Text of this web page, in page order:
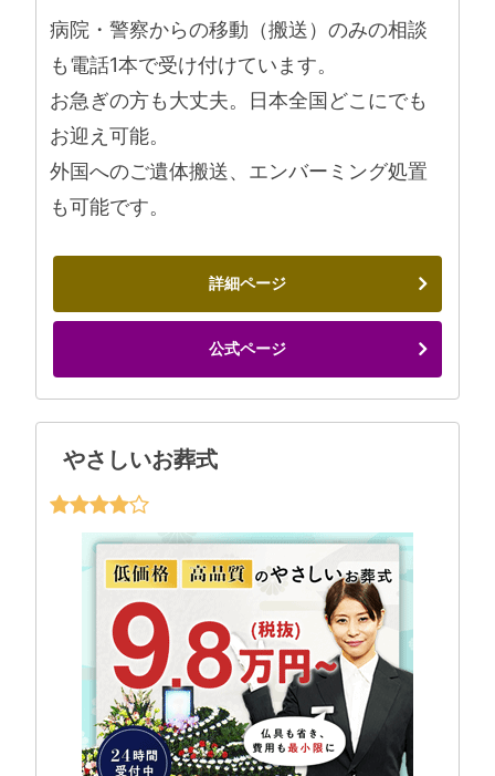
病院・警察からの移動（搬送）のみの相談
も電話1本で受け付けています。
お急ぎの方も大丈夫。日本全国どこにでも
お迎え可能。
外国へのご遺体搬送、エンバーミング処置
も可能です。
詳細ページ
公式ページ
やさしいお葬式